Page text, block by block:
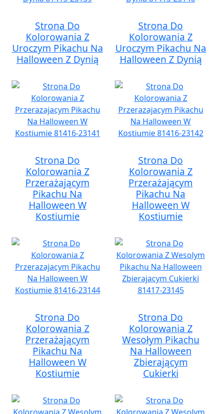
Strona Do
Kolorowania Z
Uroczym Pikachu Na
Halloween Z Dynią
Strona Do
Kolorowania Z
Uroczym Pikachu Na
Halloween Z Dynią
Strona Do
Kolorowania Z
Przerażającym
Pikachu Na
Halloween W
Kostiumie
Strona Do
Kolorowania Z
Przerażającym
Pikachu Na
Halloween W
Kostiumie
Strona Do
Kolorowania Z
Przerażającym
Pikachu Na
Halloween W
Kostiumie
Strona Do
Kolorowania Z
Wesołym Pikachu
Na Halloween
Zbierającym
Cukierki